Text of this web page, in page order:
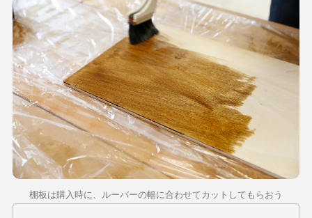
棚板は購入時に、ルーバーの幅に合わせてカットしてもらおう